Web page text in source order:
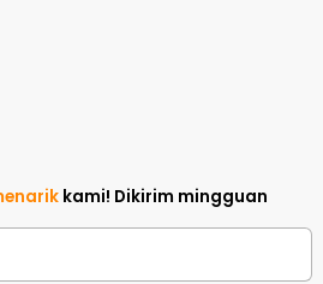
kami! Dikirim mingguan